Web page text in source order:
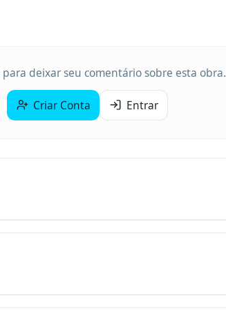
para deixar seu comentário sobre esta obra.
Criar Conta Entrar